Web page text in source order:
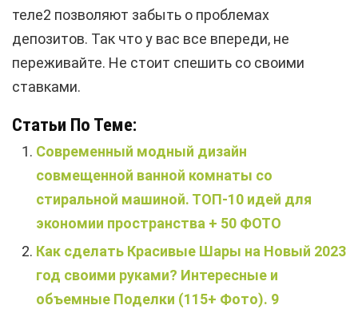
теле2 позволяют забыть о проблемах
депозитов. Так что у вас все впереди, не
переживайте. Не стоит спешить со своими
ставками.
Статьи По Теме:
Современный модный дизайн
совмещенной ванной комнаты со
стиральной машиной. ТОП-10 идей для
экономии пространства + 50 ФОТО
Как сделать Красивые Шары на Новый 2023
год своими руками? Интересные и
объемные Поделки (115+ Фото). 9